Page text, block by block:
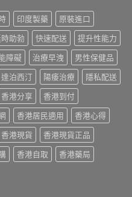
印度製藥
原裝進口
助勃 快速配送
提升性能力
障礙 治療早洩
男性保健品
達泊西汀 陽痿治療
隱私配送
香港分享
香港到付
香港居民適用
香港心得
香港現貨
香港現貨正品
香港自取
香港藥局